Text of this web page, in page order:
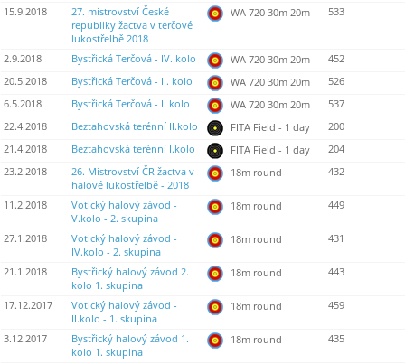
15.9.2018
27. mistrovství České
republiky žactva v terčové
lukostřelbě 2018
WA 720 30m 20m 533
2.9.2018 Bystřická Terčová - IV. kolo WA 720 30m 20m
452
20.5.2018
Bystřická Terčová - II. kolo WA 720 30m 20m
526
6.5.2018
Bystřická Terčová - I. kolo WA 720 30m 20m
537
22.4.2018
Beztahovská terénní II.kolo FITA Field - 1 day
200
21.4.2018
Beztahovská terénní I.kolo FITA Field - 1 day
204
23.2.2018
26. Mistrovství ČR žactva v
halové lukostřelbě - 2018
18m round 432
11.2.2018
Votický halový závod -
V.kolo - 2. skupina
18m round 449
27.1.2018
Votický halový závod -
IV.kolo - 2. skupina
18m round 431
21.1.2018
Bystřický halový závod 2.
kolo 1. skupina
18m round 443
17.12.2017
Votický halový závod -
II.kolo - 1. skupina
18m round 459
3.12.2017
Bystřický halový závod 1.
kolo 1. skupina
18m round 435